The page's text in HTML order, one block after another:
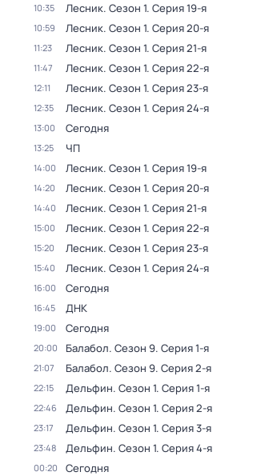
10:35 Лесник. Сезон 1. Серия 19-я
10:59 Лесник. Сезон 1. Серия 20-я
11:23 Лесник. Сезон 1. Серия 21-я
11:47 Лесник. Сезон 1. Серия 22-я
12:11 Лесник. Сезон 1. Серия 23-я
12:35 Лесник. Сезон 1. Серия 24-я
13:00 Сегодня
13:25 ЧП
14:00 Лесник. Сезон 1. Серия 19-я
14:20 Лесник. Сезон 1. Серия 20-я
14:40 Лесник. Сезон 1. Серия 21-я
15:00 Лесник. Сезон 1. Серия 22-я
15:20 Лесник. Сезон 1. Серия 23-я
15:40 Лесник. Сезон 1. Серия 24-я
16:00 Сегодня
16:45 ДНК
19:00 Сегодня
20:00 Балабол. Сезон 9. Серия 1-я
21:07 Балабол. Сезон 9. Серия 2-я
22:15 Дельфин. Сезон 1. Серия 1-я
22:46 Дельфин. Сезон 1. Серия 2-я
23:17 Дельфин. Сезон 1. Серия 3-я
23:48 Дельфин. Сезон 1. Серия 4-я
00:20 Сегодня